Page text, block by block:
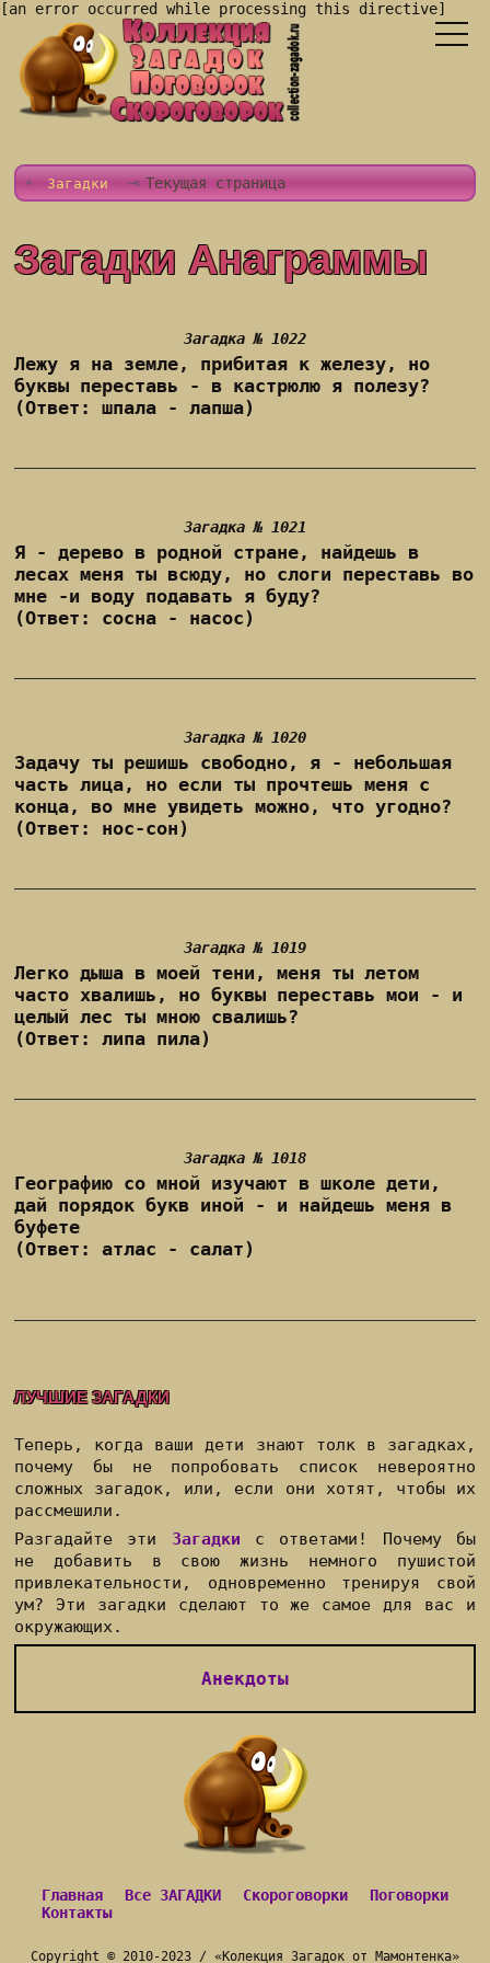
[an error occurred while processing this directive]
Загадки Текущая страница
Загадки Анаграммы
Загадка № 1022
Лежу я на земле, прибитая к железу, но
буквы переставь - в кастрюлю я полезу?
(Ответ: шпала - лапша)
Загадка № 1021
Я - дерево в родной стране, найдешь в
лесах меня ты всюду, но слоги переставь во
мне -и воду подавать я буду?
(Ответ: сосна - насос)
Загадка № 1020
Задачу ты решишь свободно, я - небольшая
часть лица, но если ты прочтешь меня с
конца, во мне увидеть можно, что угодно?
(Ответ: нос-сон)
Загадка № 1019
Легко дыша в моей тени, меня ты летом
часто хвалишь, но буквы переставь мои - и
целый лес ты мною свалишь?
(Ответ: липа пила)
Загадка № 1018
Географию со мной изучают в школе дети,
дай порядок букв иной - и найдешь меня в
буфете
(Ответ: атлас - салат)
ЛУЧШИЕ ЗАГАДКИ
Теперь, когда ваши дети знают толк в загадках,
почему бы не попробовать список невероятно
сложных загадок, или, если они хотят, чтобы их
рассмешили.
Разгадайте эти Загадки с ответами! Почему бы
не добавить в свою жизнь немного пушистой
привлекательности, одновременно тренируя свой
ум? Эти загадки сделают то же самое для вас и
окружающих.
Анекдоты
Главная Все ЗАГАДКИ Скороговорки
Поговорки
Контакты
Copyright © 2010-2023 / « Колекция Загадок от Мамонтенка»